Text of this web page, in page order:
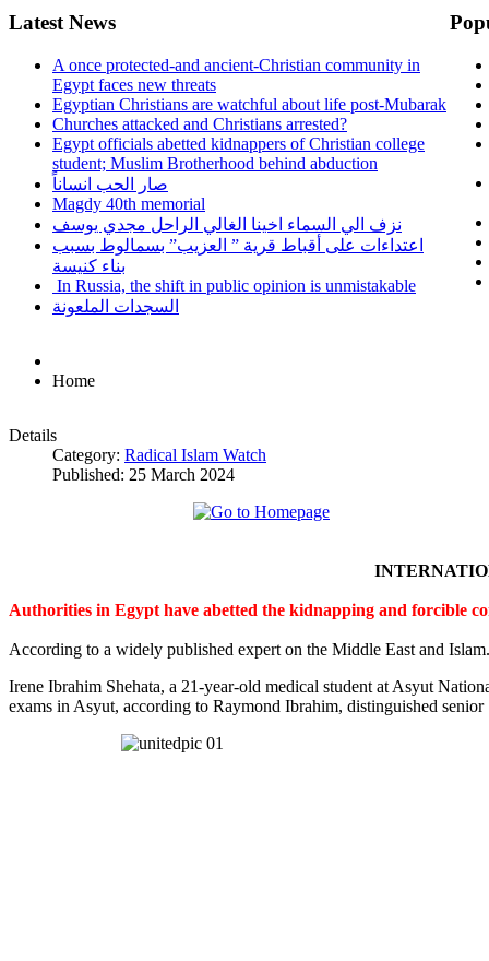
Latest News
A once protected-and ancient-Christian community in
Egypt faces new threats
Egyptian Christians are watchful about life post-Mubarak
Churches attacked and Christians arrested?
Egypt officials abetted kidnappers of Christian college
student; Muslim Brotherhood behind abduction
صار الحب انساناً
Magdy 40th memorial
نزف الي السماء اخينا الغالي الراحل مجدي يوسف
اعتداءات على أقباط قرية ” العزيب” بسمالوط بسبب
بناء كنيسة
In Russia, the shift in public opinion is unmistakable
السجدات الملعونة
Home
Details
Category: Radical Islam Watch
Published: 25 March 2024
Authorities in Egypt have abetted the kidnapping and forcible
According to a widely published expert on the Middle East and Islam.
Irene Ibrahim Shehata, a 21-year-old medical student at Asyut
exams in Asyut, according to Raymond Ibrahim, distinguished